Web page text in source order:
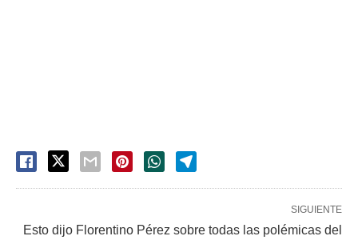
SIGUIENTE
Esto dijo Florentino Pérez sobre todas las polémicas del